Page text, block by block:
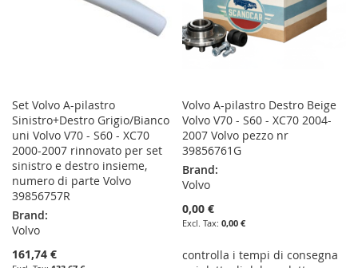
Set Volvo A-pilastro
Sinistro+Destro Grigio/Bianco
uni Volvo V70 - S60 - XC70
2000-2007 rinnovato per set
sinistro e destro insieme,
numero di parte Volvo
39856757R
Brand:
Volvo
161,74 €
Volvo A-pilastro Destro Beige
Volvo V70 - S60 - XC70 2004-
2007 Volvo pezzo nr
39856761G
Brand:
Volvo
0,00 €
0,00 €
controlla i tempi di consegna